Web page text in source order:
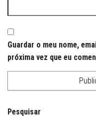
Guardar o meu nome,
próxima vez que eu
Pesquisar